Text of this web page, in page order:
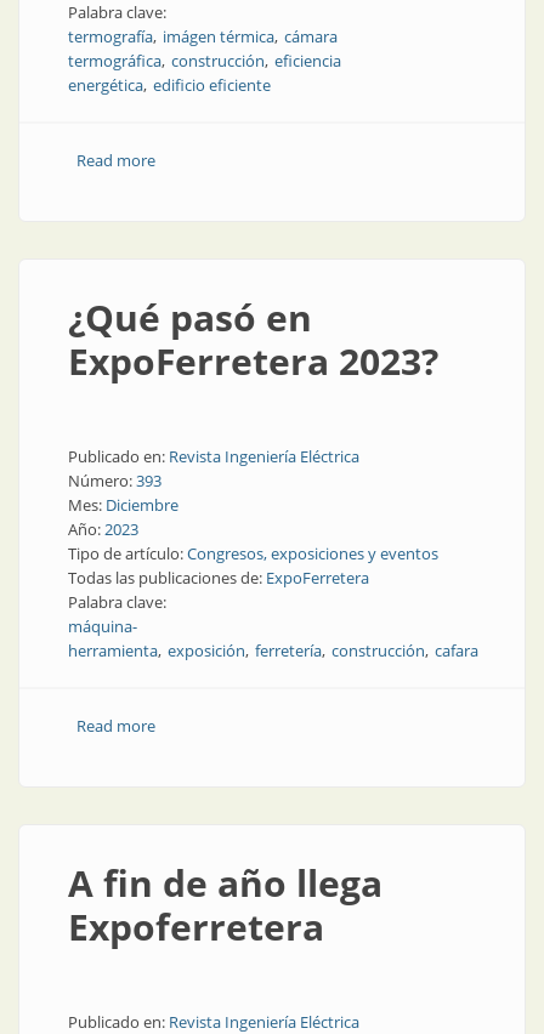
Palabra clave:
termografía imágen térmica cámara
termográfica construcción eficiencia
energética edificio eficiente
Read moreabout La eficiencia energética llega a la construcción
¿Qué pasó en
ExpoFerretera 2023?
Publicado en: Revista Ingeniería Eléctrica
Número:393
Mes: Diciembre
Año:2023
Tipo de artículo:Congresos, exposiciones y eventos
Todas las publicaciones de: ExpoFerretera
Palabra clave:
máquina-
herramienta exposición ferretería construcción cafara
Read moreabout ¿Qué pasó en ExpoFerretera 2023?
A fin de año llega
Expoferretera
Publicado en: Revista Ingeniería Eléctrica